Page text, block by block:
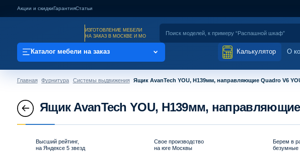
Акции и скидкиГарантияСтатьи
ИЗГОТОВЛЕНИЕ МЕБЕЛИ
НА ЗАКАЗ В МОСКВЕ И МО
Каталог мебели на заказ Калькулятор О
Главная Фурнитура Системы выдвижения Ящик AvanTech YOU, H139мм, направляющие Quadro V6
Ящик AvanTech YOU, H139мм,
Высший рейтинг,
на Яндексе 5 звезд
Свое производство
на юге Москвы
Берем в
безумные